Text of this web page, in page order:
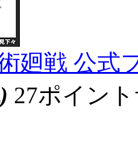
廻戦 公式
27ポイン